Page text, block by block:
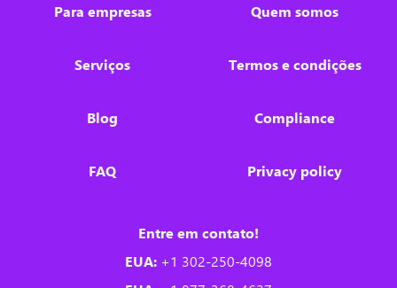
Para empresas
Serviços
Blog
FAQ
Quem somos
Termos e condições
Compliance
Privacy policy
Entre em contato!
EUA: +1 302-250-4098